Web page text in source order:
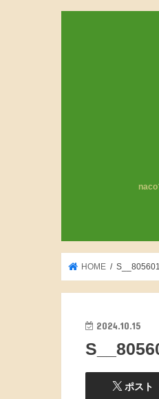
naco
HOME
2024.10.15
ポスト